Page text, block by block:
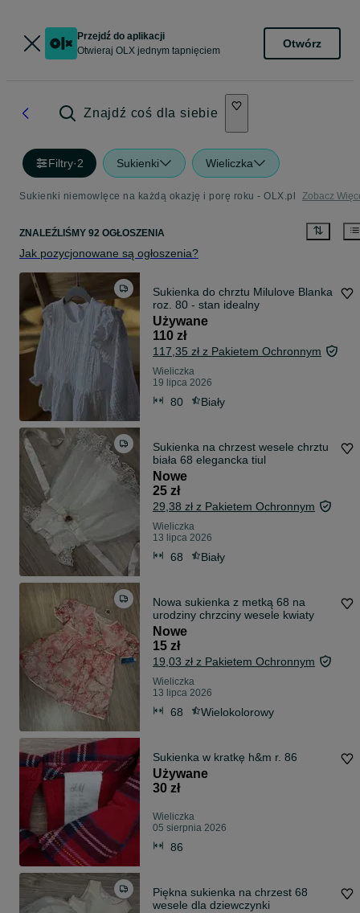
Przejdź do aplikacji
Otwieraj OLX jednym tapnięciem
Otwórz
Znajdź coś dla siebie
Filtry·2 Sukienki Wieliczka
Sukienki niemowlęce na każdą okazję i porę roku - OLX.pl Zobacz
ZNALEŹLIŚMY 92 OGŁOSZENIA
Jak pozycjonowane są ogłoszenia?
Sukienka do chrztu Milulove Blanka
roz. 80 - stan idealny
Używane
110 zł
117,35 zł z Pakietem Ochronnym
Wieliczka
19 lipca 2026
80 Biały
Sukienka na chrzest wesele chrztu
biała 68 elegancka tiul
Nowe
25 zł
29,38 zł z Pakietem Ochronnym
Wieliczka
13 lipca 2026
68 Biały
Nowa sukienka z metką 68 na
urodziny chrzciny wesele kwiaty
Nowe
15 zł
19,03 zł z Pakietem Ochronnym
Wieliczka
13 lipca 2026
68 Wielokolorowy
Sukienka w kratkę h&m r. 86
Używane
30 zł
Wieliczka
05 sierpnia 2026
86
Piękna sukienka na chrzest 68
wesele dla dziewczynki